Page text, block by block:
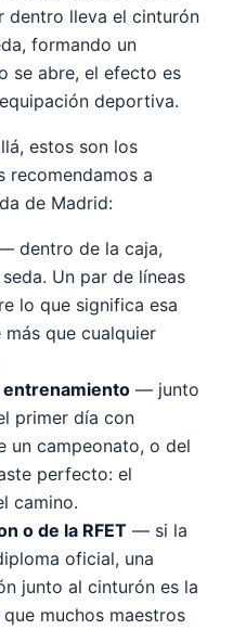
dentro lleva el cinturón
formando un
se abre, el efecto es
deportiva.
estos son los
recomendamos a
de Madrid:
dentro de la caja,
Un par de líneas
lo que significa esa
que cualquier
entrenamiento — junto
primer día con
un campeonato, o del
perfecto: el
camino.
o de la RFET — si la
oficial, una
junto al cinturón es la
muchos maestros